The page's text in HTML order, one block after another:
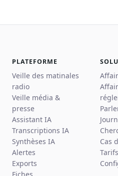
PLATEFORME
Veille des matinales
radio
Veille média &
presse
Assistant IA
Transcriptions IA
Synthèses IA
Alertes
Exports
Cas
Tarifs